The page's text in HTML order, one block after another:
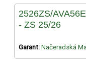
2526ZS/
- ZS 25/26
Garant: Načeradská